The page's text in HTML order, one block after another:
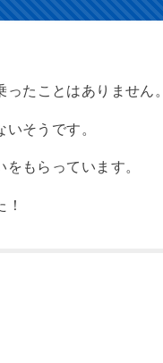
たことはありません。
そうです。
もらっています。